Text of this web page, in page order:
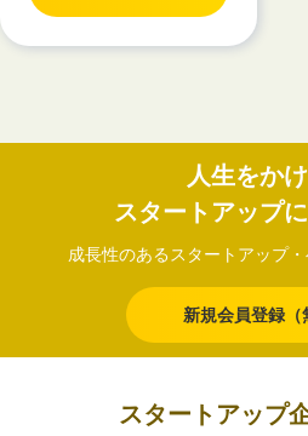
人生をかけ
スタートアップに
成長性のあるスタートアップ
新規会員登録（
スタートアップ